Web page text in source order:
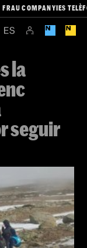
FRAU COMPANYIES
la
seguir